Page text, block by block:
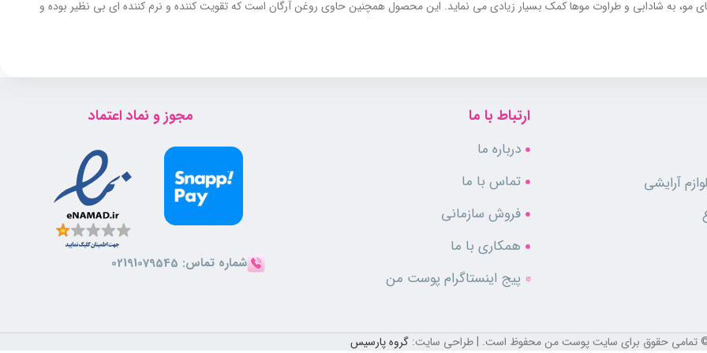
مو، به شادابی و طراوت موها کمک بسیار زیادی می نماید. این محصول همچنین حاوی روغن آرگان است که تقویت کننده و نرم کننده ای بی نظیر بوده و
آرایشی
ارتباط با ما
درباره ما
تماس با ما
فروش سازمانی
همکاری با ما
پیج اینستاگرام پوست من
مجوز و نماد اعتماد
شماره تماس: 02191079545
تمامی حقوق برای سایت پوست من محفوظ است. | طراحی سایت: گروه پارسیس